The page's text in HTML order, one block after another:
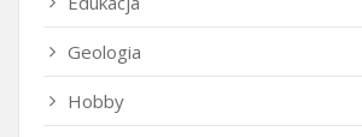
Geologia
Hobby